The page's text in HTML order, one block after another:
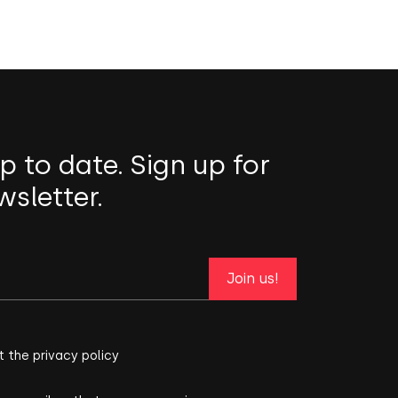
to date. Sign up for
Join us!
the privacy policy